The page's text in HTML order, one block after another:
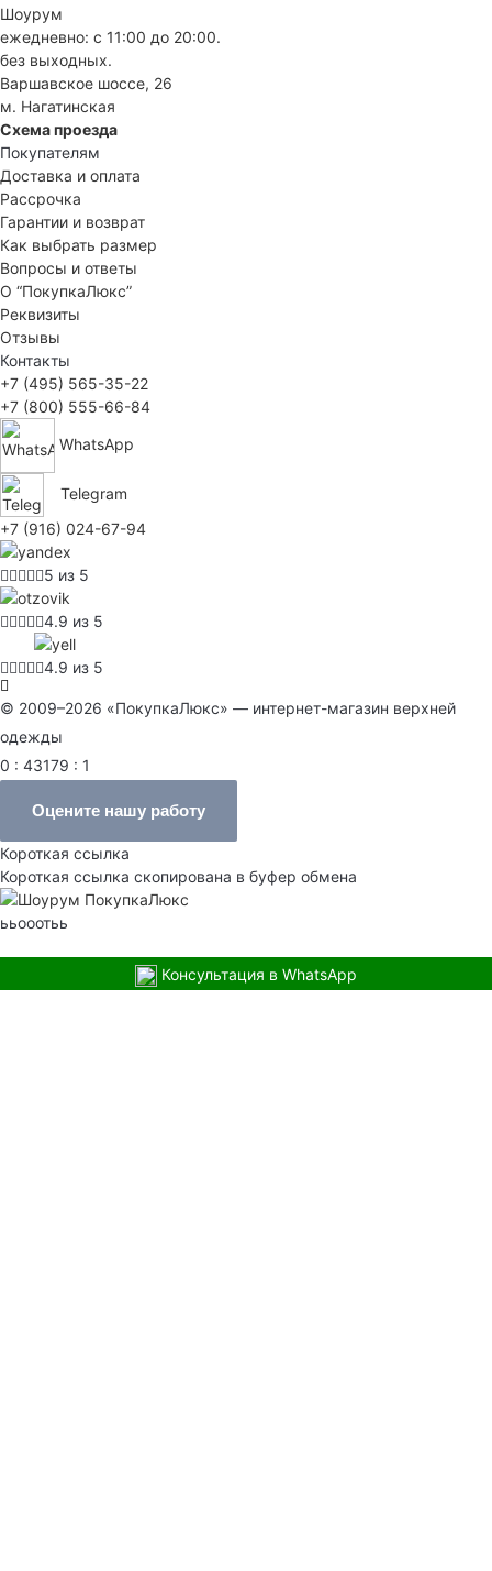
Шоурум
ежедневно: с 11:00 до 20:00.
без выходных.
Варшавское шоссе, 26
м. Нагатинская
Схема проезда
Покупателям
Доставка и оплата
Рассрочка
Гарантии и возврат
Как выбрать размер
Вопросы и ответы
О “ПокупкаЛюкс”
Реквизиты
Отзывы
Контакты
+7 (495) 565-35-22
+7 (800) 555-66-84
WhatsApp
Telegram
+7 (916) 024-67-94
5 из 5
4.9 из 5
4.9 из 5
© 2009–2026 «ПокупкаЛюкс» — интернет-магазин верхней
одежды
0 : 43179 : 1
Оцените нашу работу
Короткая ссылка
Короткая ссылка скопирована в буфер обмена
ььооотьь
Консультация в WhatsApp